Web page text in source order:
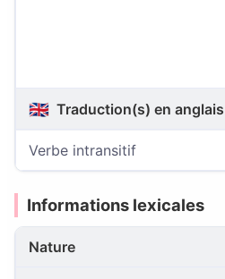
🇬🇧 Traduction(s) en anglais
Verbe intransitif
Informations lexicales
Nature